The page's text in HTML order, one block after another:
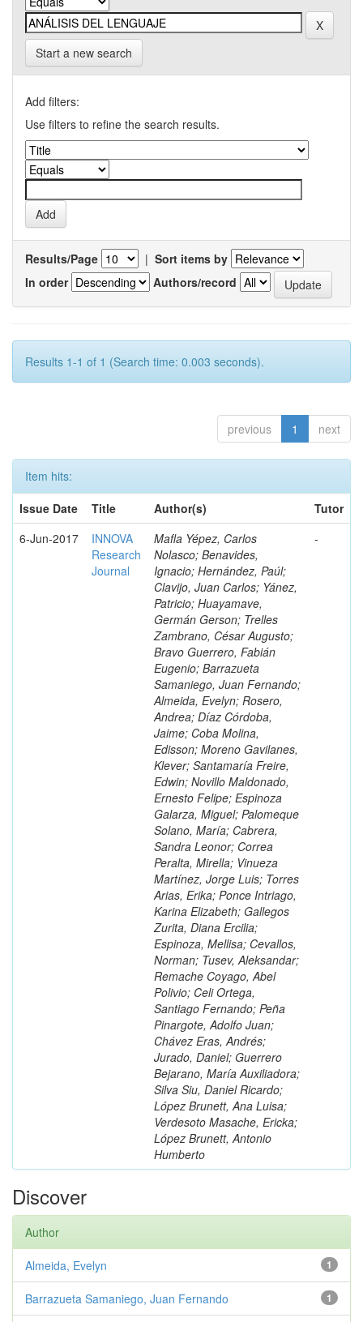
Start a new search
Add filters:
Use filters to refine the search results.
Results/Page | Sort items by
In order
Authors/record
Results 1-1 of 1 (Search time: 0.003 seconds).
previous 1 next
Item hits:
Issue Date
Title Author(s)
Tutor
6-Jun-2017
INNOVA
Research
Journal
Mafla Yépez, Carlos
Nolasco; Benavides,
Ignacio; Hernández, Paúl;
Clavijo, Juan Carlos; Yánez,
Patricio; Huayamave,
Germán Gerson; Trelles
Zambrano, César Augusto;
Bravo Guerrero, Fabián
Eugenio; Barrazueta
Samaniego, Juan Fernando;
Almeida, Evelyn; Rosero,
Andrea; Díaz Córdoba,
Jaime; Coba Molina,
Edisson; Moreno Gavilanes,
Klever; Santamaría Freire,
Edwin; Novillo Maldonado,
Ernesto Felipe; Espinoza
Galarza, Miguel; Palomeque
Solano, María; Cabrera,
Sandra Leonor; Correa
Peralta, Mirella; Vinueza
Martínez, Jorge Luis; Torres
Arias, Erika; Ponce Intriago,
Karina Elizabeth; Gallegos
Zurita, Diana Ercilia;
Espinoza, Mellisa; Cevallos,
Norman; Tusev, Aleksandar;
Remache Coyago, Abel
Polivio; Celi Ortega,
Santiago Fernando; Peña
Pinargote, Adolfo Juan;
Chávez Eras, Andrés;
Jurado, Daniel; Guerrero
Bejarano, María Auxiliadora;
Silva Siu, Daniel Ricardo;
López Brunett, Ana Luisa;
Verdesoto Masache, Ericka;
López Brunett, Antonio
Humberto
-
Discover
Author
1
Almeida, Evelyn
1
Barrazueta Samaniego, Juan Fernando